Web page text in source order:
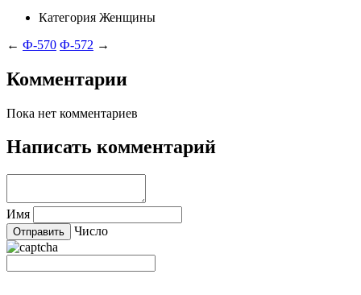
Категория Женщины
← Ф-570 Ф-572 →
Комментарии
Пока нет комментариев
Написать комментарий
Имя
Число